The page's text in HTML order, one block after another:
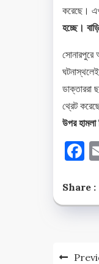
করেছে।
হচ্ছে।
সোনারপুরে
ডাক্তাররা
থ্রেট
উপর
Share :
Post